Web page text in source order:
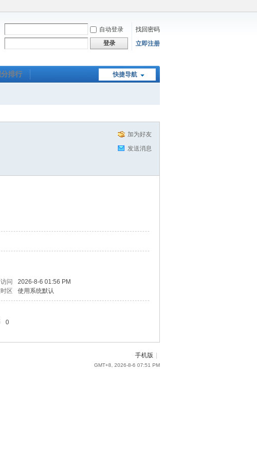
自动登录
找回密码
登录 立即注册
快捷导航
排行
加为好友
发送消息
问
2026-8-6 01:56 PM
区 使用系统默认
0
手机版
GMT+8, 2026-8-6 07:51 PM